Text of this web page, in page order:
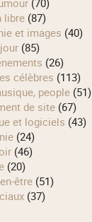
(70)
libre(87)
et images (40)
(85)
(26)
célèbres (113)
people(51)
de site(67)
et logiciels (43)
(24)
(46)
(20)
être(51)
(37)